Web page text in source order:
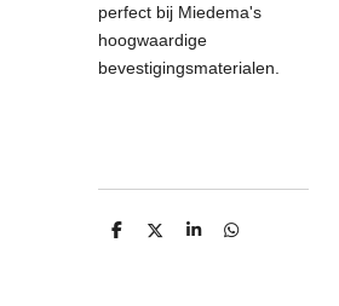
perfect bij Miedema's
hoogwaardige
bevestigingsmaterialen.
D
D
S
D